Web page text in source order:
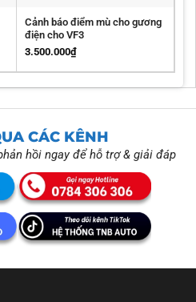
Cảnh báo điểm mù cho gương
điện cho VF3
3.500.000₫
CÁC KÊNH
hồi ngay để hỗ trợ & giải đáp